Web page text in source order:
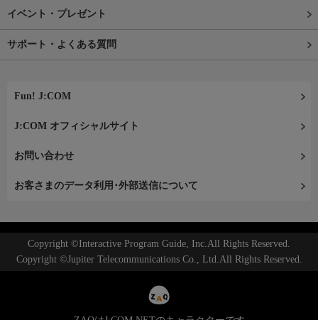
イベント・プレゼント
サポート・よくある質問
Fun! J:COM
J:COM オフィシャルサイト
お問い合わせ
お客さまのデータ利用･外部送信について
Copyright ©Interactive Program Guide, Inc.All Rights Reserved.
Copyright ©Jupiter Telecommunications Co., Ltd.All Rights Reserved.